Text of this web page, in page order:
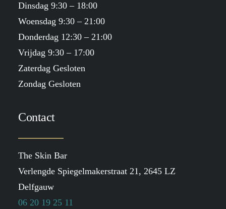
Dinsdag 9:30 – 18:00
Woensdag 9:30 – 21:00
Donderdag 12:30 – 21:00
Vrijdag 9:30 – 17:00
Zaterdag Gesloten
Zondag Gesloten
Contact
The Skin Bar
Verlengde Spiegelmakerstraat 21, 2645 LZ
Delfgauw
06 20 19 25 11